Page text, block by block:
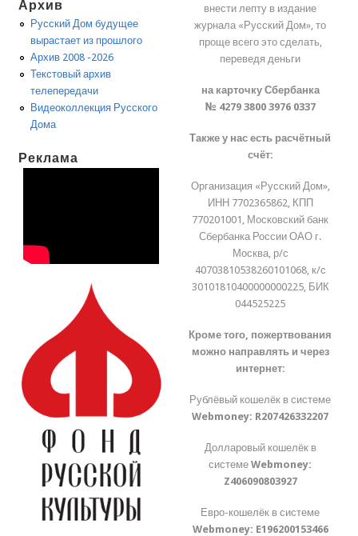
Архив
Русский Дом будущее
вырастает из прошлого
Архив 2008 -2026
Текстовый архив
телепередачи
Видеоколлекция Русского
Дома
Реклама
внести лепту в издание
журнала «Русский Дом», то
проще всего это сделать,
переведя деньги
на карточку Сбербанка
№ 4279 3800 3976 0337
Также у нас есть расчётный
счёт:
Организация «Русский Дом»,
ИНН 7702365862, КПП
770201001, Московский банк
Сбербанка России ОАО г.
Москва, р/с
40703810538260101068, к/с
30101810400000000225, БИК
044525225
Кроме того, пожертвования
можно направлять и через
интернет:
Рублёвый кошелёк в системе
Webmoney: R207426332207
Долларовый кошелёк в
системеWebmoney:
Z406090803927
Евро-кошелёк в системе
Webmoney: E196200153466